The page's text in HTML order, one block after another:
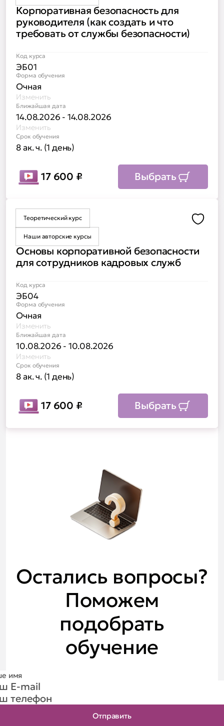
Корпоративная безопасность для
руководителя (как создать и что
требовать от службы безопасности)
Код курса
ЭБ01
Форма обучения
Очная
Изменить
Ближайшая дата
14.08.2026 - 14.08.2026
Изменить
Срок обучения
8 ак. ч. (1 день)
17 600 ₽ Выбрать
Теоретический курс
Наши авторские курсы
Основы корпоративной безопасности
для сотрудников кадровых служб
Код курса
ЭБ04
Форма обучения
Очная
Изменить
Ближайшая дата
10.08.2026 - 10.08.2026
Изменить
Срок обучения
8 ак. ч. (1 день)
17 600 ₽ Выбрать
Остались вопросы?
Поможем
подобрать
обучение